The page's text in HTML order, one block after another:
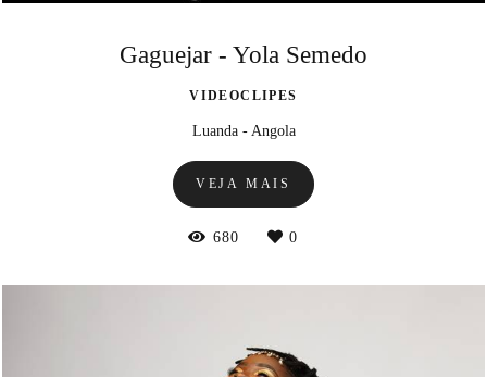
Gaguejar - Yola Semedo
VIDEOCLIPES
Luanda - Angola
VEJA MAIS
680 0